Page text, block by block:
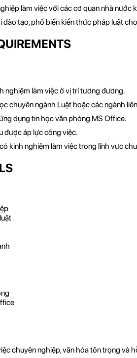
làm việc với các cơ quan nhà nước
đào tạo, phổ biến kiến thức pháp luật
nghiệm làm việc ở vị trí tương đương.
chuyên ngành Luật hoặc các ngành
dụng tin học văn phòng MS Office.
được áp lực công việc.
kinh nghiệm làm việc trong lĩnh vực
chuyên nghiệp, văn hóa tôn trọng và